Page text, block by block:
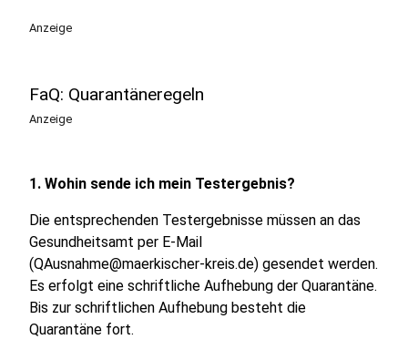
Anzeige
FaQ: Quarantäneregeln
Anzeige
1. Wohin sende ich mein Testergebnis?
Die entsprechenden Testergebnisse müssen an das
Gesundheitsamt per E-Mail
(QAusnahme@maerkischer-kreis.de) gesendet werden.
Es erfolgt eine schriftliche Aufhebung der Quarantäne.
Bis zur schriftlichen Aufhebung besteht die
Quarantäne fort.